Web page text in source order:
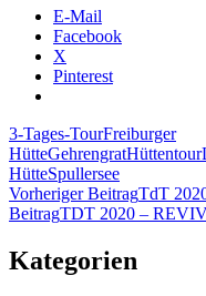
E-Mail
Facebook
X
Pinterest
3-Tages-TourFreiburger
HütteGehrengratHüttentour
HütteSpullersee
Vorheriger BeitragTdT
BeitragTDT 2020 –
Kategorien